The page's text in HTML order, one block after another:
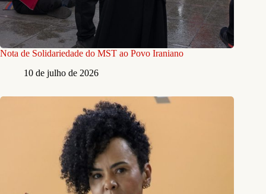
Nota de Solidariedade do MST ao Povo Iraniano
10 de julho de 2026